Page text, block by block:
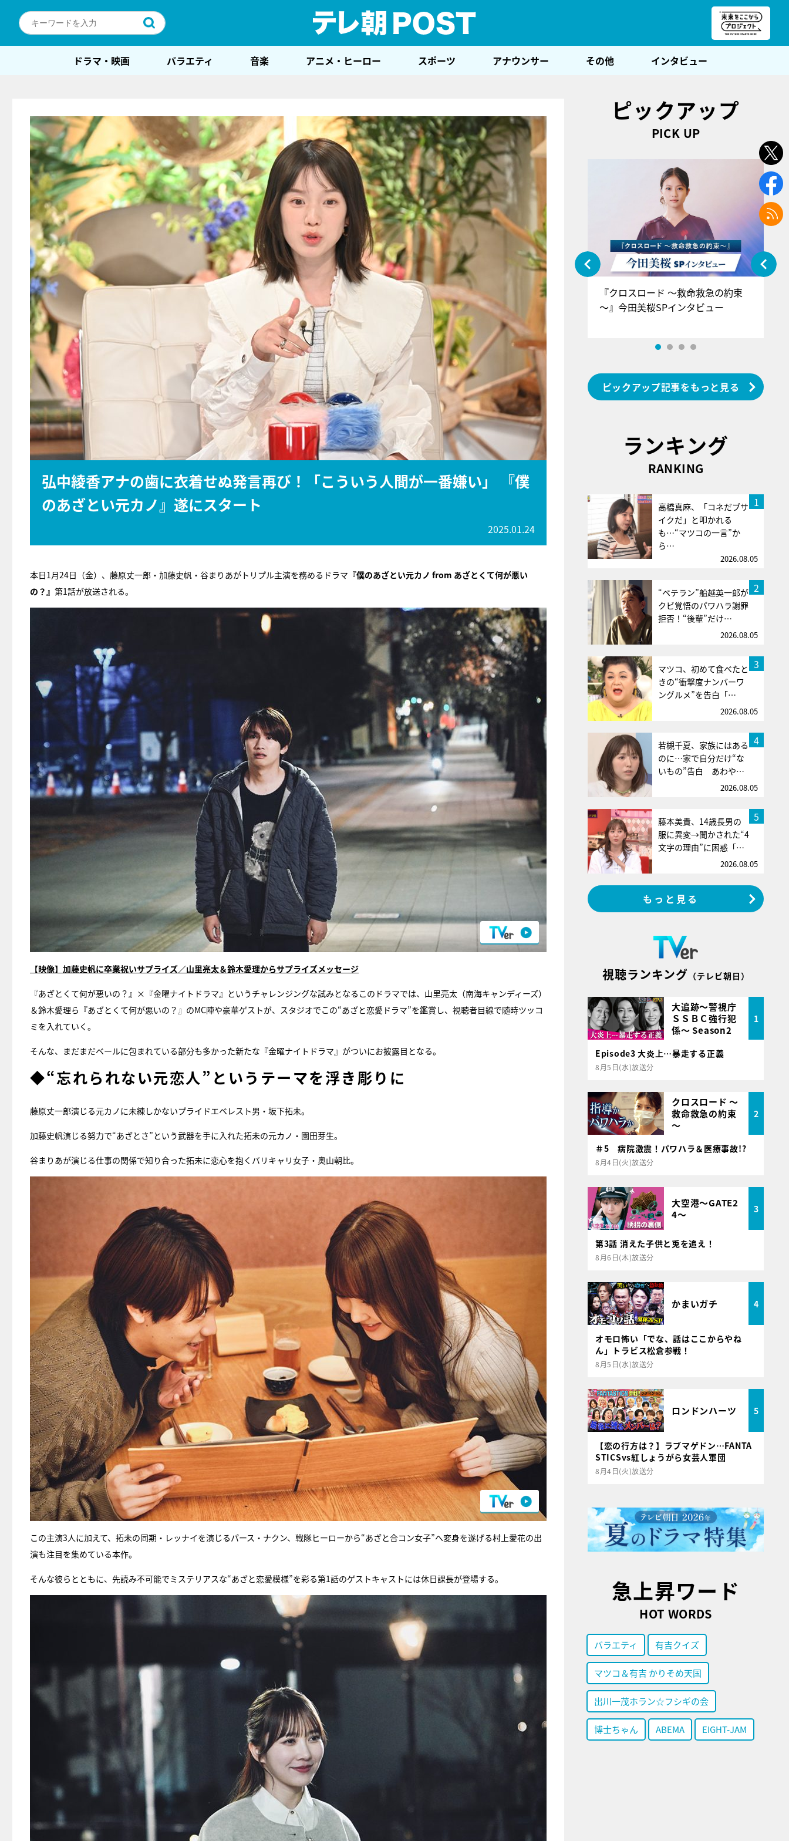
ドラマ・映画 バラエティ 音楽 アニメ・ヒーロー スポーツ アナウンサー その他 インタビュー
弘中綾香アナの歯に衣着せぬ発言再び！「こういう人間が一番嫌い」 『僕
のあざとい元カノ』遂にスタート
2025.01.24
本日1月24日（金）、藤原丈一郎・加藤史帆・谷まりあがトリプル主演を務めるドラマ 『僕のあざとい元カノ from あざとくて何が悪い
の？』 第1話が放送される。
【映像】加藤史帆に卒業祝いサプライズ／山里亮太＆鈴木愛理からサプライズメッセージ
『あざとくて何が悪いの？』×『金曜ナイトドラマ』というチャレンジングな試みとなるこのドラマでは、山里亮太（南海キャンディーズ）
＆鈴木愛理ら『あざとくて何が悪いの？』のMC陣や豪華ゲストが、スタジオでこの“あざと恋愛ドラマ”を鑑賞し、視聴者目線で随時ツッコ
ミを入れていく。
そんな、まだまだベールに包まれている部分も多かった新たな『金曜ナイトドラマ』がついにお披露目となる。
◆“忘れられない元恋人”というテーマを浮き彫りに
藤原丈一郎演じる元カノに未練しかないプライドエベレスト男・坂下拓未。
加藤史帆演じる努力で“あざとさ”という武器を手に入れた拓未の元カノ・園田芽生。
谷まりあが演じる仕事の関係で知り合った拓未に恋心を抱くバリキャリ女子・奥山朝比。
この主演3人に加えて、拓未の同期・レッナイを演じるパース・ナクン、戦隊ヒーローから“あざと合コン女子”へ変身を遂げる村上愛花の出
演も注目を集めている本作。
そんな彼らとともに、先読み不可能でミステリアスな“あざと恋愛模様”を彩る第1話のゲストキャストには休日課長が登場する。
ピックアップ
PICK UP
『アイ＝ラブ！げーみんぐ』＝LOV
E齋藤樹愛羅＆佐々木舞香SPインタ
ビュー
『クロスロード ～救命救急の約束
～』今田美桜SPインタビュー
ピックアップ記事をもっと見る
ランキング
RANKING
1
高橋真麻、「コネだブサ
イクだ」と叩かれる
も…“マツコの一言”か
ら…
2026.08.05
2
“ベテラン”船越英一郎が
クビ覚悟のパワハラ謝罪
拒否！“後輩”だけ…
2026.08.05
3
マツコ、初めて食べたと
きの“衝撃度ナンバーワ
ングルメ”を告白「…
2026.08.05
4
若槻千夏、家族にはある
のに…家で自分だけ“な
いもの”告白 あわや…
2026.08.05
5
藤本美貴、14歳長男の
服に異変→聞かされた“4
文字の理由”に困惑「…
2026.08.05
もっと見る
視聴ランキング （テレビ朝日）
大追跡～警視庁
ＳＳＢＣ強行犯
係～ Season2
1
Episode3 大炎上…暴走する正義
8月5日(水)放送分
クロスロード ～
救命救急の約束
～
2
＃5 病院激震！パワハラ＆医療事故!?
8月4日(火)放送分
大空港～GATE2
4～
3
第3話 消えた子供と兎を追え！
8月6日(木)放送分
かまいガチ 4
オモロ怖い「でな、話はここからやね
ん」トラビス松倉参戦！
8月5日(水)放送分
ロンドンハーツ 5
【恋の行方は？】ラブマゲドン…FANTA
STICSvs紅しょうがら女芸人軍団
8月4日(火)放送分
急上昇ワード
HOT WORDS
バラエティ 有吉クイズ
マツコ＆有吉 かりそめ天国
出川一茂ホラン☆フシギの会
博士ちゃん ABEMA EIGHT-JAM